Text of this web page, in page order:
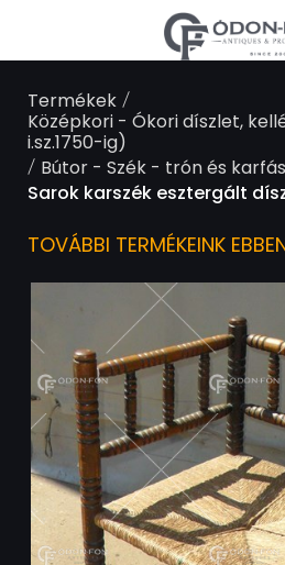
Termékek/
Középkori - Ókori díszlet,
i.sz.1750-ig)
/ Bútor - Szék - trón és karfás
Sarok karszék esztergált
TOVÁBBI TERMÉKEINK